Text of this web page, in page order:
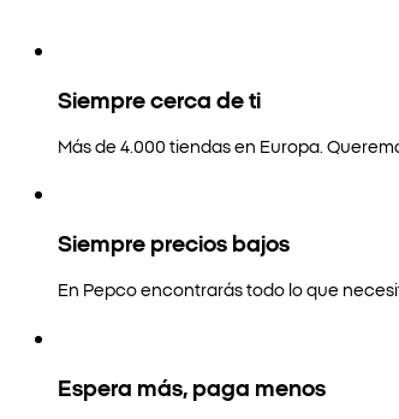
Siempre cerca de ti
Más de 4.000 tiendas en Europa.
Siempre precios bajos
En Pepco encontrarás todo lo que
Espera más, paga menos